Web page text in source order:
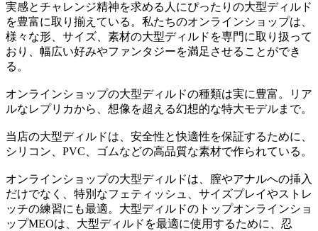
実感とチャレンジ精神を求める人にぴったりの大型ディルド
を豊富に取り揃えている。私たちのオンラインショップは、
様々な形、サイズ、素材の大型ディルドを専門に取り扱って
おり、幅広い好みやファンタジーを満足させることができ
る。
オンラインショップの大型ディルドの種類は実に豊富。リア
ルなレプリカから、想像を超える幻想的な特大モデルまで。
当店の大型ディルドは、安全性と快適性を保証するために、
シリコン、PVC、ゴムなどの高品質な素材で作られている。
オンラインショップの大型ディルドは、膣やアナルへの挿入
だけでなく、特別なフェティッシュ、サイズプレイやストレ
ッチの練習にも最適。大型ディルドのトップオンラインショ
ップMEOは、大型ディルドを最適に使用するために、忍